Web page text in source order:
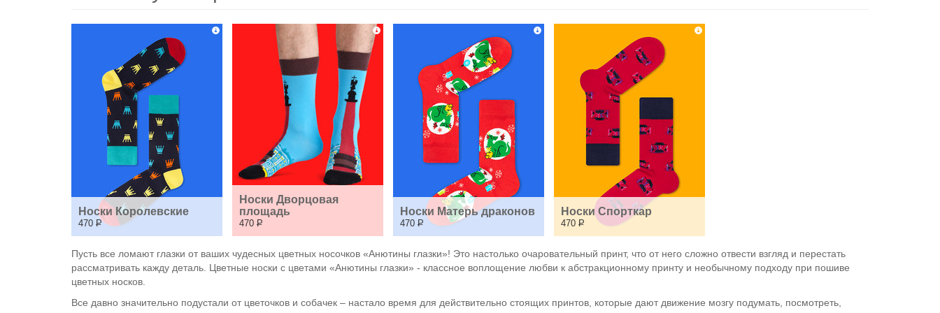
Носки Королевские
470 Р
Носки Дворцовая
площадь
470 Р
Носки Матерь драконов
470 Р
Носки Спорткар
470 Р
Пусть все ломают глазки от ваших чудесных цветных носочков «Анютины глазки»! Это настолько очаровательный принт, что от него сложно отвести взгляд и перестать
рассматривать кажду деталь. Цветные носки с цветами «Анютины глазки» - классное воплощение любви к абстракционному принту и необычному подходу при пошиве
цветных носков.
Все давно значительно подустали от цветочков и собачек – настало время для действительно стоящих принтов, которые дают движение мозгу подумать, посмотреть,